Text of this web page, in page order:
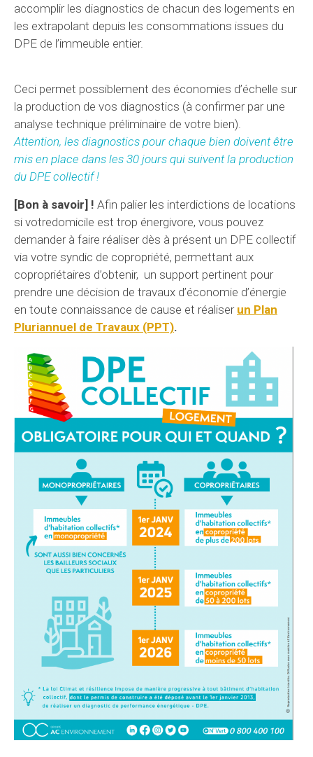
accomplir les diagnostics de chacun des logements en
les extrapolant depuis les consommations issues du
DPE de l’immeuble entier.
Ceci permet possiblement des économies d’échelle sur
la production de vos diagnostics (à confirmer par une
analyse technique préliminaire de votre bien).
Attention, les diagnostics pour chaque bien doivent être
mis en place dans les 30 jours qui suivent la production
du DPE collectif !
[Bon à savoir] ! Afin palier les interdictions de locations
si votredomicile est trop énergivore, vous pouvez
demander à faire réaliser dès à présent un DPE collectif
via votre syndic de copropriété, permettant aux
copropriétaires d’obtenir, un support pertinent pour
prendre une décision de travaux d’économie d’énergie
en toute connaissance de cause et réaliser un Plan
Pluriannuel de Travaux (PPT).